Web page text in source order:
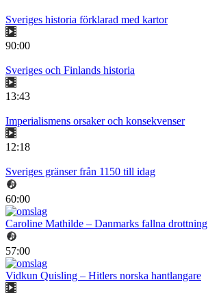
Sveriges historia förklarad med kartor
90:00
Sveriges och Finlands historia
13:43
Imperialismens orsaker och konsekvenser
12:18
Sveriges gränser från 1150 till idag
60:00
Caroline Mathilde – Danmarks fallna drottning
57:00
Vidkun Quisling – Hitlers norska hantlangare